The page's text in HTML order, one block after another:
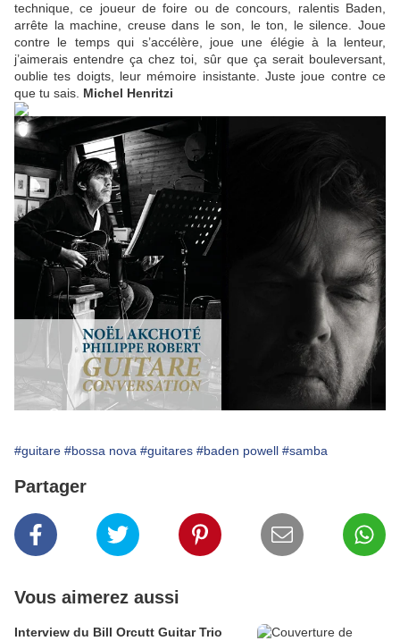
technique, ce joueur de foire ou de concours, ralentis Baden,
arrête la machine, creuse dans le son, le ton, le silence. Joue
contre le temps qui s’accélère, joue une élégie à la lenteur,
j’aimerais entendre ça chez toi, sûr que ça serait bouleversant,
oublie tes doigts, leur mémoire insistante. Juste joue contre ce
que tu sais. Michel Henritzi
#guitare #bossa nova #guitares #baden powell #samba
Partager
Vous aimerez aussi
Interview du Bill Orcutt Guitar Trio